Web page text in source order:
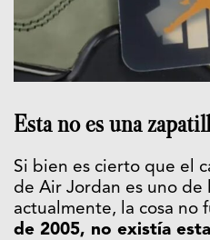
Esta no es una
Si bien es cierto que el
de Air Jordan es uno de
actualmente, la cosa no
de 2005, no existía